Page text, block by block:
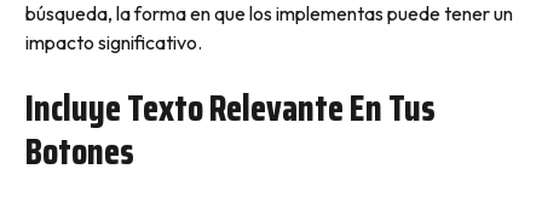
búsqueda, la forma en que los implementas puede tener un
impacto significativo.
Incluye Texto Relevante En Tus
Botones